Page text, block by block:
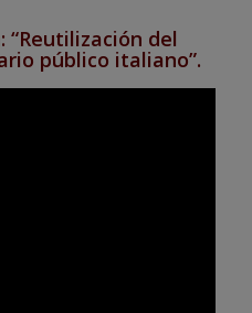
“Reutilización del
público italiano”.